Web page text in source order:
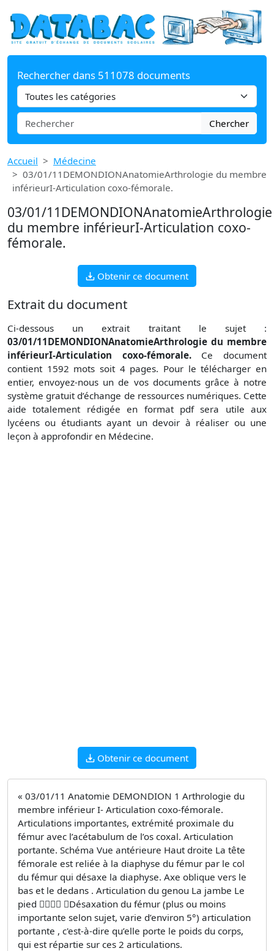
Rechercher dans 511078 documents
Chercher
Accueil
Médecine
03/01/11DEMONDIONAnatomieArthrologie du membre
inférieurI-Articulation coxo-fémorale.
03/01/11DEMONDIONAnatomieArthrologie
du membre inférieurI-Articulation coxo-
fémorale.
Obtenir ce document
Extrait du document
Ci-dessous un extrait traitant le sujet :
03/01/11DEMONDIONAnatomieArthrologie du membre
inférieurI-Articulation coxo-fémorale.Ce document
contient 1592 mots soit 4 pages. Pour le télécharger en
entier, envoyez-nous un de vos documents grâce à notre
système gratuit d’échange de ressources numériques. Cette
aide totalement rédigée en format pdf sera utile aux
lycéens ou étudiants ayant un devoir à réaliser ou une
leçon à approfondir en Médecine.
Obtenir ce document
« 03/01/11 Anatomie DEMONDION 1 Arthrologie du
membre inférieur I- Articulation coxo-fémorale.
Articulations importantes, extrémité proximale du
fémur avec l’acétabulum de l’os coxal. Articulation
portante. Schéma Vue antérieure Haut droite La tête
fémorale est reliée à la diaphyse du fémur par le col
du fémur qui désaxe la diaphyse. Axe oblique vers le
bas et le dedans . Articulation du genou La jambe Le
pied  Désaxation du fémur (plus ou moins
importante selon sujet, varie d’environ 5°) articulation
portante , c'est-à-dire qu’elle porte le poids du corps,
qui est répartie sur ces 2 articulations.